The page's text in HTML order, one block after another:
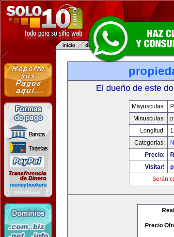
El dueño de este
Mayusculas:
Minusculas:
Longitud:
Categorias:
Precio:
Visitar!
Serán
Precio